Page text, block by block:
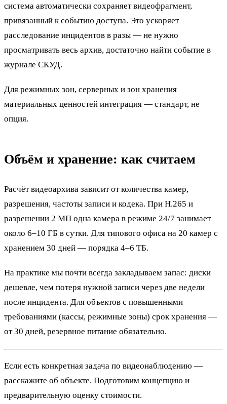
система автоматически сохраняет видеофрагмент,
привязанный к событию доступа. Это ускоряет
расследование инцидентов в разы — не нужно
просматривать весь архив, достаточно найти событие в
журнале СКУД.
Для режимных зон, серверных и зон хранения
материальных ценностей интеграция — стандарт, не
опция.
Объём и хранение: как считаем
Расчёт видеоархива зависит от количества камер,
разрешения, частоты записи и кодека. При H.265 и
разрешении 2 МП одна камера в режиме 24/7 занимает
около 6–10 ГБ в сутки. Для типового офиса на 20 камер с
хранением 30 дней — порядка 4–6 ТБ.
На практике мы почти всегда закладываем запас: диски
дешевле, чем потеря нужной записи через две недели
после инцидента. Для объектов с повышенными
требованиями (кассы, режимные зоны) срок хранения —
от 30 дней, резервное питание обязательно.
Если есть конкретная задача по видеонаблюдению —
расскажите об объекте. Подготовим концепцию и
предварительную оценку стоимости.